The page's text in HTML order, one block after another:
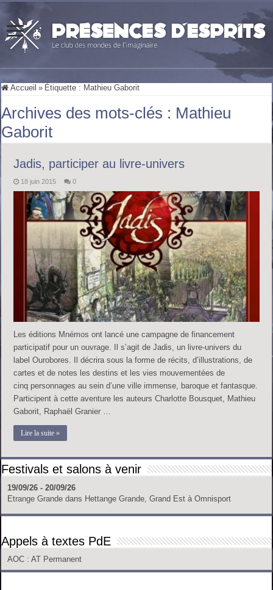
Accueil » Étiquette : Mathieu Gaborit
Archives des mots-clés : Mathieu
Gaborit
Jadis, participer au livre-univers
18 juin 2015 0
Les éditions Mnémos ont lancé une campagne de financement
participatif pour un ouvrage. Il s’agit de Jadis, un livre-univers du
label Ourobores. Il décrira sous la forme de récits, d’illustrations, de
cartes et de notes les destins et les vies mouvementées de
cinq personnages au sein d’une ville immense, baroque et fantasque.
Participent à cette aventure les auteurs Charlotte Bousquet, Mathieu
Gaborit, Raphaël Granier …
Lire la suite »
Festivals et salons à venir
19/09/26 - 20/09/26
Etrange Grande dans Hettange Grande, Grand Est à Omnisport
Appels à textes PdE
AOC : AT Permanent